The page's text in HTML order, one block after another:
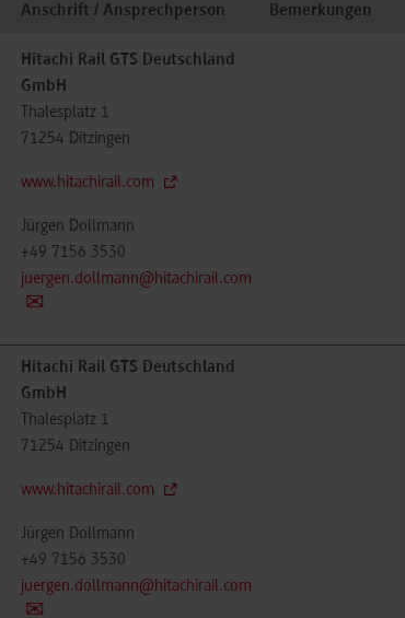
Anschrift / Ansprechperson Bemerkungen
Hitachi Rail GTS Deutschland
GmbH
Thalesplatz 1
71254 Ditzingen
www.hitachirail.com
Jürgen Dollmann
+49 7156 3530
juergen.dollmann@hitachirail.com
Hitachi Rail GTS Deutschland
GmbH
Thalesplatz 1
71254 Ditzingen
www.hitachirail.com
Jürgen Dollmann
+49 7156 3530
juergen.dollmann@hitachirail.com